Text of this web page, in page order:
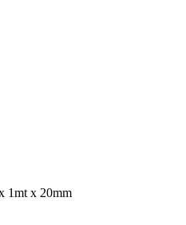
1mt x 20mm